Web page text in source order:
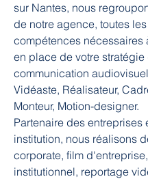
sur Nantes, nous
de notre agence, toutes les
compétences nécessaires
en place de votre stratégie
communication
Vidéaste, Réalisateur,
Monteur, Motion-designer.
Partenaire des entreprises
institution, nous réalisons
corporate, film
institutionnel, reportage